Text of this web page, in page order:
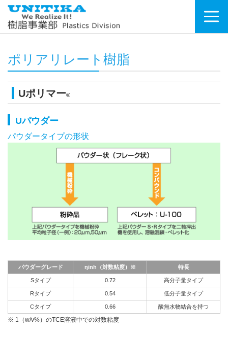
ポリアリレート樹脂
Uポリマー®
Uパウダー
パウダータイプの形状
パウダーグレード ηinh（対数粘度）※ 特長
Sタイプ 0.72 高分子量タイプ
Rタイプ 0.54 低分子量タイプ
Cタイプ 0.66 酸無水物結合を持つ
※ 1（w/v%）のTCE溶液中での対数粘度